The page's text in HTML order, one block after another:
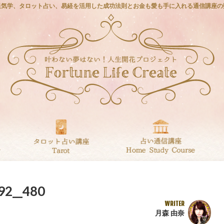
学、タロット占い、易経を活用した成功法則とお金も愛も手に入れる通信講座
WRITER
月森 由奈